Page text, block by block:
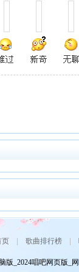
页| 歌曲排行榜|
版_2024唱吧网页版_